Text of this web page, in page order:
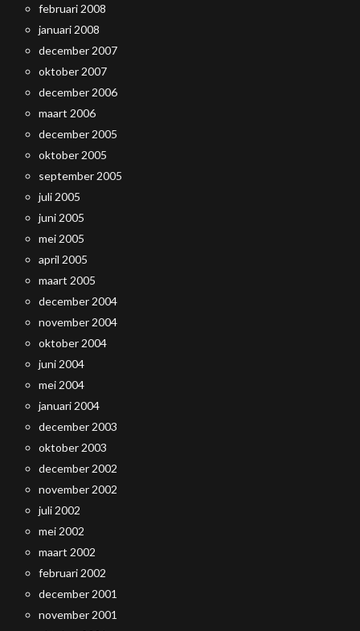
februari 2008
januari 2008
december 2007
oktober 2007
december 2006
maart 2006
december 2005
oktober 2005
september 2005
juli 2005
juni 2005
mei 2005
april 2005
maart 2005
december 2004
november 2004
oktober 2004
juni 2004
mei 2004
januari 2004
december 2003
oktober 2003
december 2002
november 2002
juli 2002
mei 2002
maart 2002
februari 2002
december 2001
november 2001